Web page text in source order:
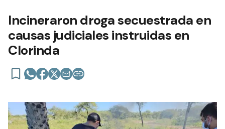
Incineraron droga secuestrada en
causas judiciales instruidas en
Clorinda